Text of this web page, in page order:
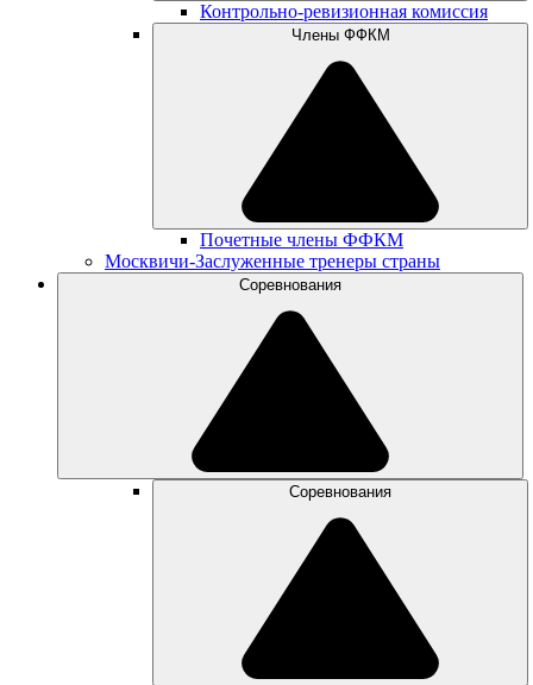
Контрольно-ревизионная комиссия
Члены ФФКМ
Почетные члены ФФКМ
Москвичи-Заслуженные тренеры страны
Соревнования
Соревнования